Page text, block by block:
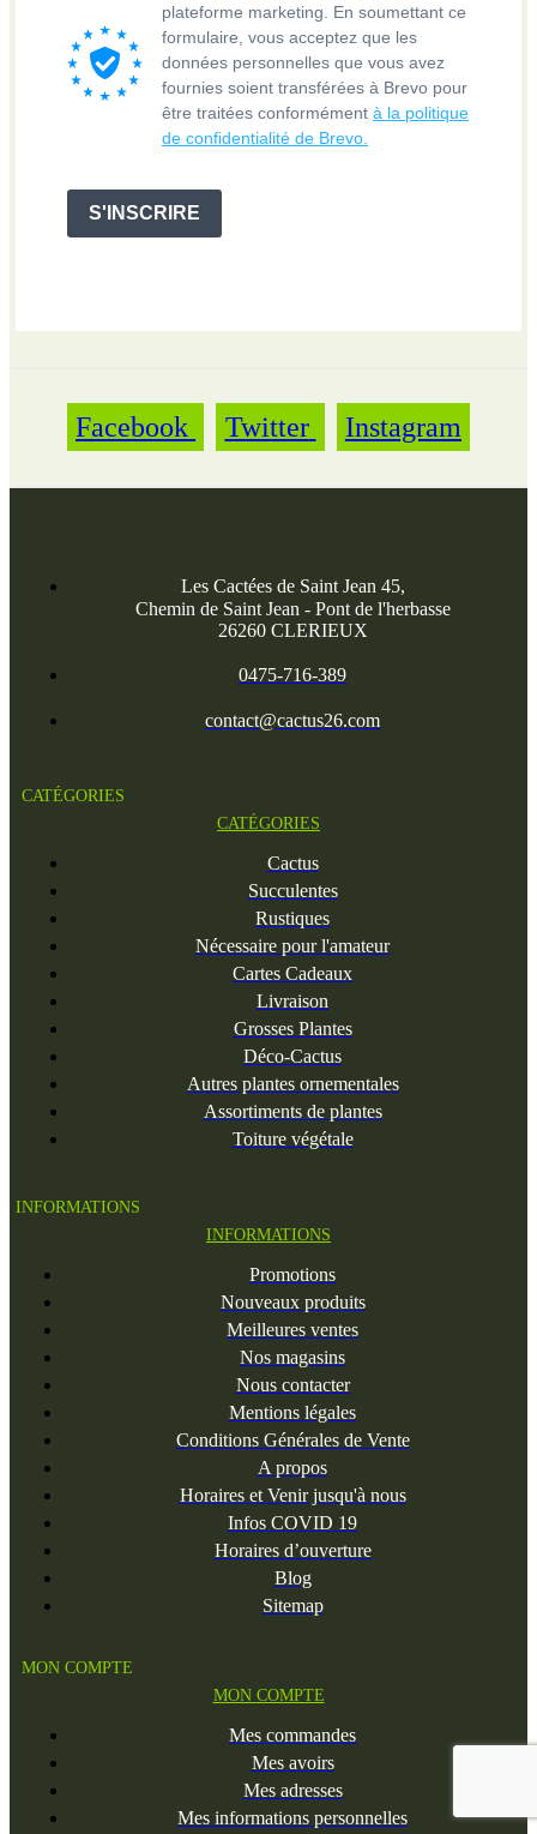
plateforme marketing. En soumettant ce
formulaire, vous acceptez que les
données personnelles que vous avez
fournies soient transférées à Brevo pour
être traitées conformément à la politique
de confidentialité de Brevo.
S'INSCRIRE
Facebook Twitter Instagram
Les Cactées de Saint Jean 45,
Chemin de Saint Jean - Pont de l'herbasse
26260 CLERIEUX
0475-716-389
contact@cactus26.com
CATÉGORIES
CATÉGORIES
Cactus
Succulentes
Rustiques
Nécessaire pour l'amateur
Cartes Cadeaux
Livraison
Grosses Plantes
Déco-Cactus
Autres plantes ornementales
Assortiments de plantes
Toiture végétale
INFORMATIONS
INFORMATIONS
Promotions
Nouveaux produits
Meilleures ventes
Nos magasins
Nous contacter
Mentions légales
Conditions Générales de Vente
A propos
Horaires et Venir jusqu'à nous
Infos COVID 19
Horaires d’ouverture
Blog
Sitemap
MON COMPTE
MON COMPTE
Mes commandes
Mes avoirs
Mes adresses
Mes informations personnelles